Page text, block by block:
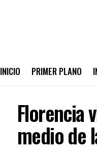
INICIO PRIMER PLANO
Florencia
medio de